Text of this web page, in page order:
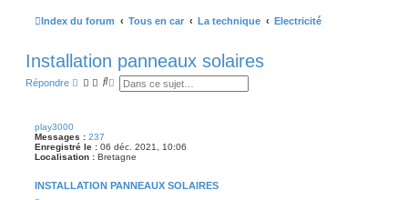
Index du forum Tous en car La technique Electricité
Installation panneaux solaires
Répondre
R
c
h
R
c
h
v
play3000
Messages : 237
Enregistré le : 06 déc. 2021, 10:06
Localisation : Bretagne
INSTALLATION PANNEAUX SOLAIRES